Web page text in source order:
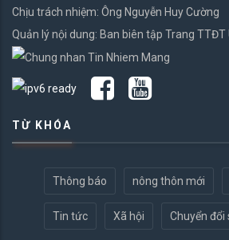
Chịu trách nhiệm: Ông Nguyễn Huy Cường
Quản lý nội dung: Ban biên tập Trang TTĐT
TỪ KHÓA
Thông báo nông thôn mới
Tin tức Xã hội Chuyển đổi